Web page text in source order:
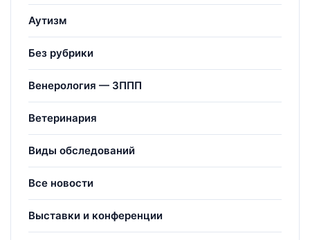
Аутизм
Без рубрики
Венерология — ЗППП
Ветеринария
Виды обследований
Все новости
Выставки и конференции